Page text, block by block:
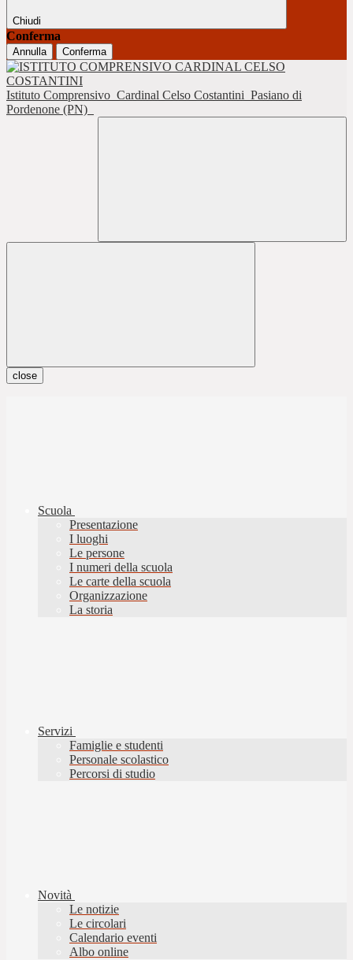
Chiudi
Conferma
Annulla Conferma
Istituto Comprensivo Cardinal Celso Costantini Pasiano di
Pordenone (PN)
close
Scuola
Presentazione
I luoghi
Le persone
I numeri della scuola
Le carte della scuola
Organizzazione
La storia
Servizi
Famiglie e studenti
Personale scolastico
Percorsi di studio
Novità
Le notizie
Le circolari
Calendario eventi
Albo online